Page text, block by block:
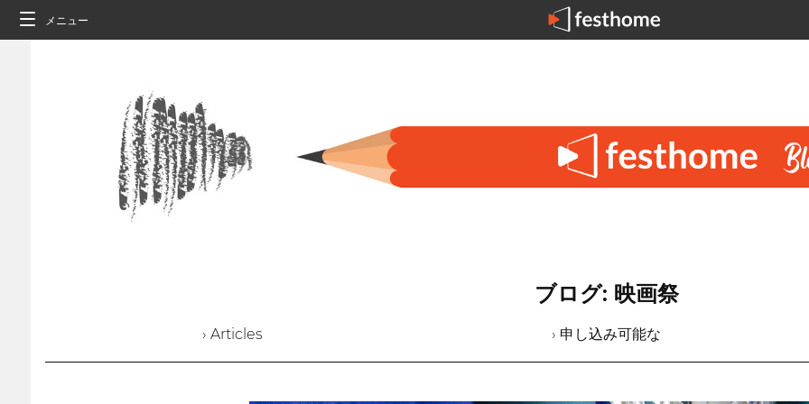
メニュー
ブログ: 映画祭
› Articles › 申し込み可能な